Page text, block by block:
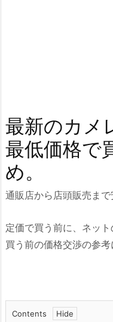
最新のカメ
最低価格で
め。
通販店から店頭販売まで
定価で買う前に、ネッ
買う前の価格交渉の参考
Contents